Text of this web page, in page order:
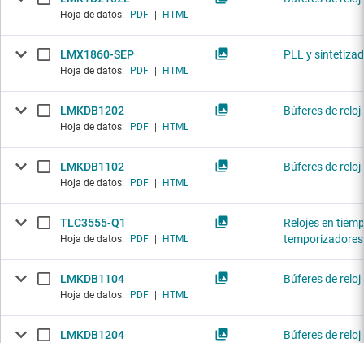
Hoja de datos: PDF HTML
LMX1860-SEP
Hoja de datos: PDF HTML
PLL y
LMKDB1202
Hoja de datos: PDF HTML
Búferes de reloj
LMKDB1102
Hoja de datos: PDF HTML
Búferes de reloj
TLC3555-Q1
Hoja de datos: PDF HTML
Relojes en
temporizadores
LMKDB1104
Hoja de datos: PDF HTML
Búferes de reloj
LMKDB1204 Búferes de reloj